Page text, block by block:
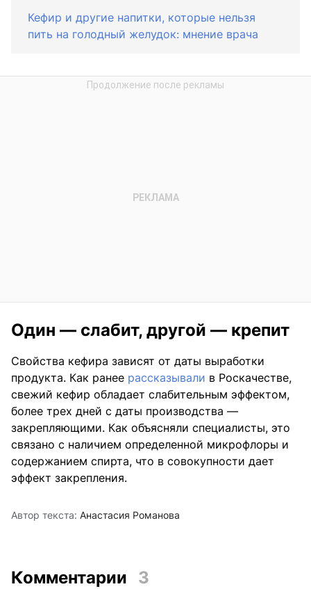
Кефир и другие напитки, которые нельзя
пить на голодный желудок: мнение врача
Один — слабит, другой — крепит
Свойства кефира зависят от даты выработки
продукта. Как ранее рассказывали в Роскачестве,
свежий кефир обладает слабительным эффектом,
более трех дней с даты производства —
закрепляющими. Как объясняли специалисты, это
связано с наличием определенной микрофлоры и
содержанием спирта, что в совокупности дает
эффект закрепления.
Автор текста: Анастасия Романова
Комментарии 3